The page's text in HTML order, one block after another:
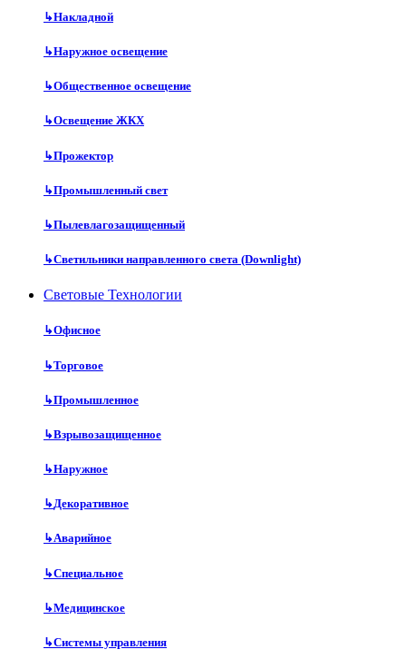
↳Накладной
↳Наружное освещение
↳Общественное освещение
↳Освещение ЖКХ
↳Прожектор
↳Промышленный свет
↳Пылевлагозащищенный
↳Светильники направленного света (Downlight)
Световые Технологии
↳Офисное
↳Торговое
↳Промышленное
↳Взрывозащищенное
↳Наружное
↳Декоративное
↳Аварийное
↳Специальное
↳Медицинское
↳Системы управления